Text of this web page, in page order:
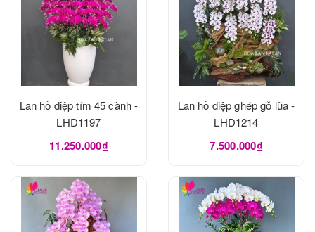
Lan hồ điệp tím 45 cành -
LHD1197
11.250.000₫
Lan hồ điệp ghép gỗ lũa -
LHD1214
7.500.000₫